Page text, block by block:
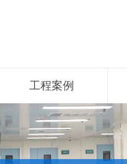
工程案例